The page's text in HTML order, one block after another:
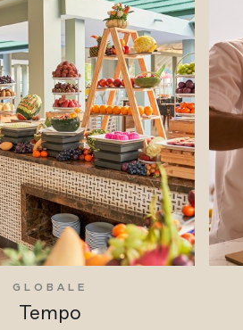
GLOBALE
Tempo